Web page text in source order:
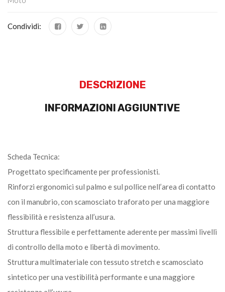
Condividi:
DESCRIZIONE
INFORMAZIONI AGGIUNTIVE
Scheda Tecnica:
Progettato specificamente per professionisti.
Rinforzi ergonomici sul palmo e sul pollice nell’area di contatto
con il manubrio, con scamosciato traforato per una maggiore
flessibilità e resistenza all’usura.
Struttura flessibile e perfettamente aderente per massimi livelli
di controllo della moto e libertà di movimento.
Struttura multimateriale con tessuto stretch e scamosciato
sintetico per una vestibilità performante e una maggiore